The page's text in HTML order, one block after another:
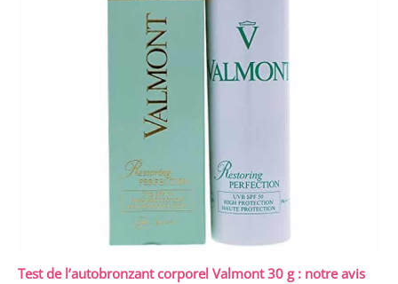
Test de l’autobronzant corporel Valmont 30 g : notre avis